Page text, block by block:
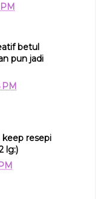
betul
pun jadi
PM
resepi
lg:)